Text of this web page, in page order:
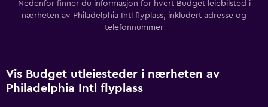
Nedenfor finner du informasjon for hvert Budget leiebilsted i
nærheten av Philadelphia Intl flyplass, inkludert adresse og
telefonnummer
Vis Budget utleiesteder i nærheten av
Philadelphia Intl flyplass